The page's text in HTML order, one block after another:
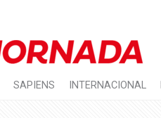
SAPIENS INTERNACIONAL